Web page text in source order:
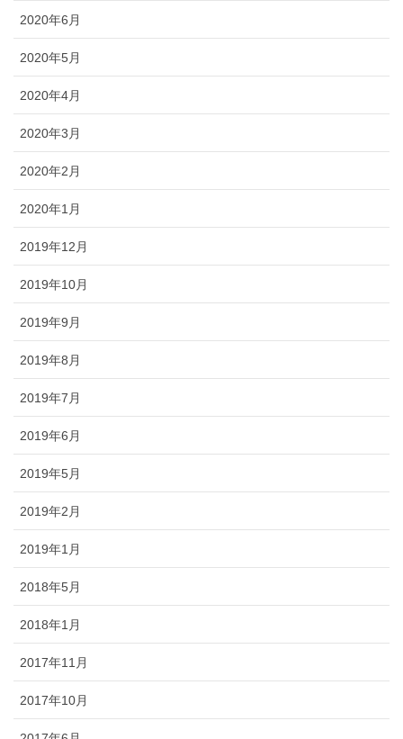
2020年6月
2020年5月
2020年4月
2020年3月
2020年2月
2020年1月
2019年12月
2019年10月
2019年9月
2019年8月
2019年7月
2019年6月
2019年5月
2019年2月
2019年1月
2018年5月
2018年1月
2017年11月
2017年10月